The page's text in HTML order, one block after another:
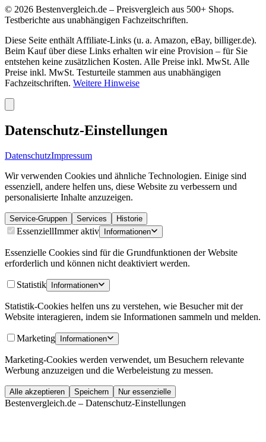
© 2026 Bestenvergleich.de – Preisvergleich aus 500+ Shops.
Testberichte aus unabhängigen Fachzeitschriften.
Diese Seite enthält Affiliate-Links (u. a. Amazon, eBay, billiger.de).
Beim Kauf über diese Links erhalten wir eine Provision – für Sie
entstehen keine zusätzlichen Kosten. Alle Preise inkl. MwSt. Alle
Preise inkl. MwSt. Testurteile stammen aus unabhängigen
Fachzeitschriften. Weitere Hinweise
Datenschutz-Einstellungen
DatenschutzImpressum
Wir verwenden Cookies und ähnliche Technologien. Einige sind
essenziell, andere helfen uns, diese Website zu verbessern und
personalisierte Inhalte anzuzeigen.
Service-Gruppen Services Historie
EssenziellImmer aktiv Informationen
Essenzielle Cookies sind für die Grundfunktionen der Website
erforderlich und können nicht deaktiviert werden.
Statistik Informationen
Statistik-Cookies helfen uns zu verstehen, wie Besucher mit der
Website interagieren, indem sie Informationen sammeln und melden.
Marketing Informationen
Marketing-Cookies werden verwendet, um Besuchern relevante
Werbung anzuzeigen und die Werbeleistung zu messen.
Alle akzeptieren Speichern Nur essenzielle
Bestenvergleich.de – Datenschutz-Einstellungen